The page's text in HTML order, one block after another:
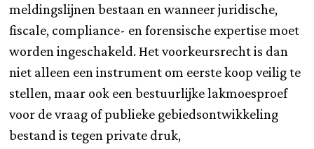
meldingslijnen bestaan en wanneer juridische,
fiscale, compliance- en forensische expertise moet
worden ingeschakeld. Het voorkeursrecht is dan
niet alleen een instrument om eerste koop veilig te
stellen, maar ook een bestuurlijke lakmoesproef
voor de vraag of publieke gebiedsontwikkeling
bestand is tegen private druk,